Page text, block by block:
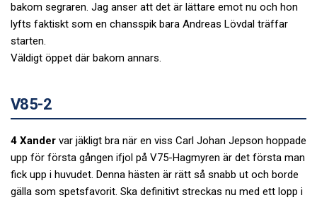
bakom segraren. Jag anser att det är lättare emot nu och hon
lyfts faktiskt som en chansspik bara Andreas Lövdal träffar
starten.
Väldigt öppet där bakom annars.
V85-2
4 Xander var jäkligt bra när en viss Carl Johan Jepson hoppade
upp för första gången ifjol på V75-Hagmyren är det första man
fick upp i huvudet. Denna hästen är rätt så snabb ut och borde
gälla som spetsfavorit. Ska definitivt streckas nu med ett lopp i